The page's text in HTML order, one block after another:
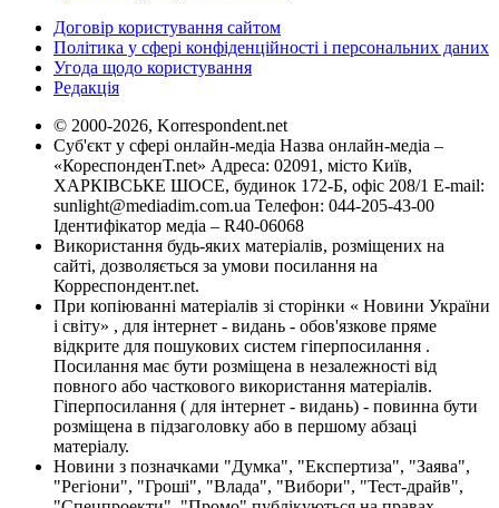
Договір користування сайтом
Політика у сфері конфіденційності і персональних даних
Угода щодо користування
Редакція
© 2000-2026, Korrespondent.net
Суб'єкт у сфері онлайн-медіа Назва онлайн-медіа –
«КореспонденТ.net» Адреса: 02091, місто Київ,
ХАРКІВСЬКЕ ШОСЕ, будинок 172-Б, офіс 208/1 E-mail:
sunlight@mediadim.com.ua Телефон: 044-205-43-00
Ідентифікатор медіа – R40-06068
Використання будь-яких матеріалів, розміщених на
сайті, дозволяється за умови посилання на
Корреспондент.net.
При копіюванні матеріалів зі сторінки « Новини України
і світу» , для інтернет - видань - обов'язкове пряме
відкрите для пошукових систем гіперпосилання .
Посилання має бути розміщена в незалежності від
повного або часткового використання матеріалів.
Гіперпосилання ( для інтернет - видань) - повинна бути
розміщена в підзаголовку або в першому абзаці
матеріалу.
Новини з позначками "Думка", "Експертиза", "Заява",
"Регіони", "Гроші", "Влада", "Вибори", "Тест-драйв",